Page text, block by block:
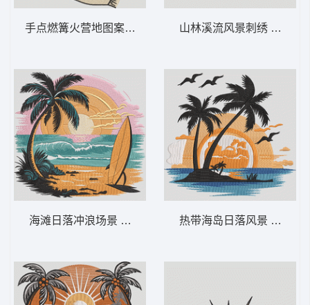
手点燃篝火营地图案 露营打火机 – 时尚户
海滩日落冲浪场景 海滩日落冲浪板——夏季
山林溪流风景刺绣 山间
热带海岛日落风景 热带棕